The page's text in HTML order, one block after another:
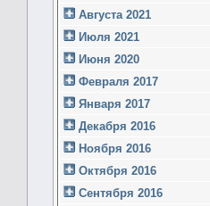
Августа 2021
Июля 2021
Июня 2020
Февраля 2017
Января 2017
Декабря 2016
Ноября 2016
Октября 2016
Сентября 2016